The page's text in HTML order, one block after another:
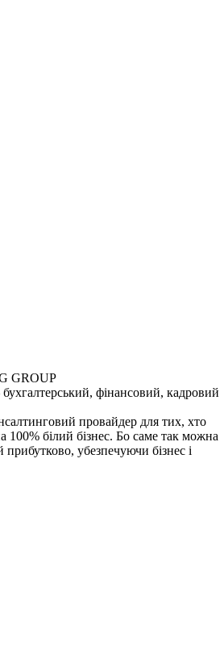
GROUP
фінансовий, кадровий
провайдер для тих, хто
100% білий бізнес. Бо саме так можна
убезпечуючи бізнес і